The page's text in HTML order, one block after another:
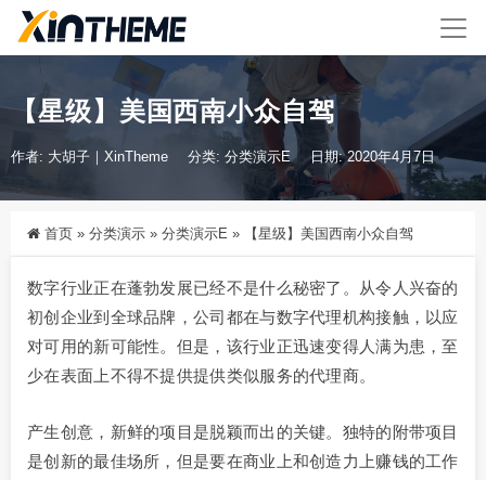
【星级】美国西南小众自驾
作者: 大胡子｜XinTheme 分类: 分类演示E 日期: 2020年4月7日
首页 » 分类演示 » 分类演示E » 【星级】美国西南小众自驾
数字行业正在蓬勃发展已经不是什么秘密了。从令人兴奋的
初创企业到全球品牌，公司都在与数字代理机构接触，以应
对可用的新可能性。但是，该行业正迅速变得人满为患，至
少在表面上不得不提供提供类似服务的代理商。
产生创意，新鲜的项目是脱颖而出的关键。独特的附带项目
是创新的最佳场所，但是要在商业上和创造力上赚钱的工作